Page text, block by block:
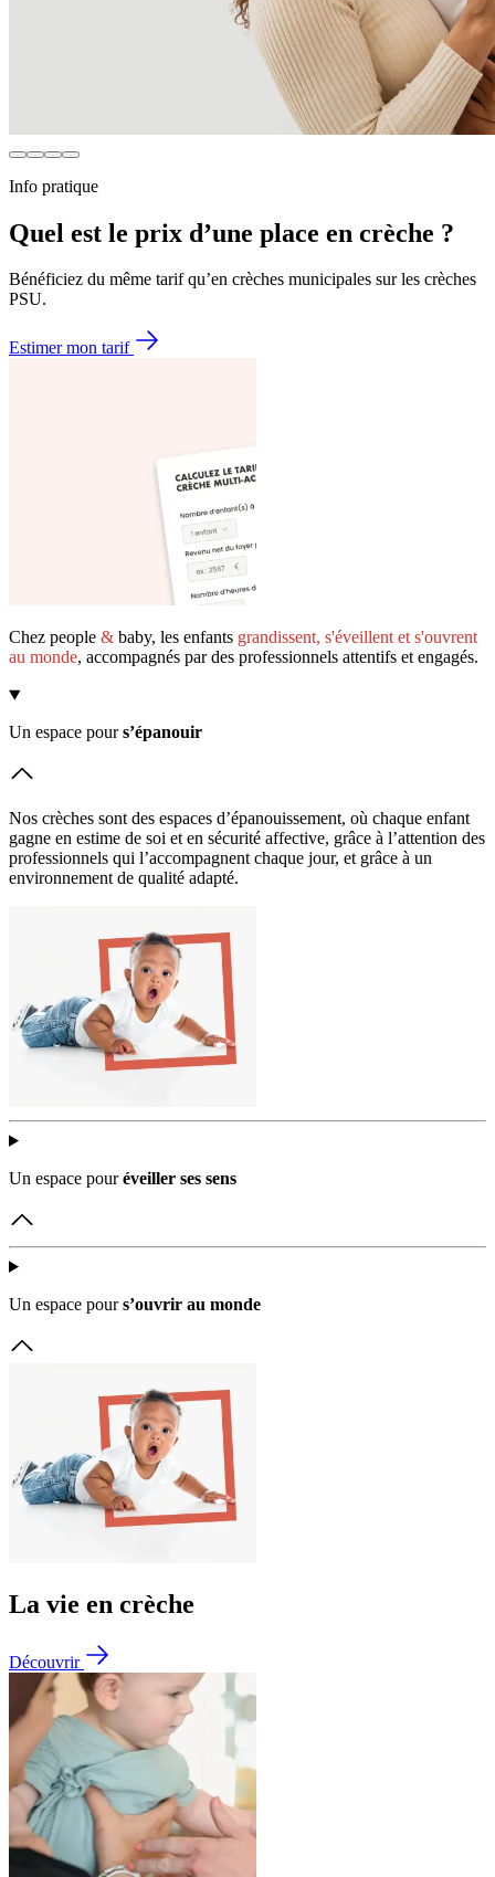
Info pratique
Quel est le prix d’une place en crèche ?
Bénéficiez du même tarif qu’en crèches municipales sur les crèches
PSU.
Estimer mon tarif
Chez people & baby, les enfants grandissent, s'éveillent et s'ouvrent
au monde, accompagnés par des professionnels attentifs et engagés.
Un espace pour s’épanouir
Nos crèches sont des espaces d’épanouissement, où chaque enfant
gagne en estime de soi et en sécurité affective, grâce à l’attention des
professionnels qui l’accompagnent chaque jour, et grâce à un
environnement de qualité adapté.
Un espace pour éveiller ses sens
Un espace pour s’ouvrir au monde
La vie en crèche
Découvrir